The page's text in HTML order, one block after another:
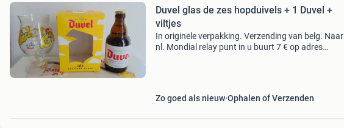
Duvel glas de zes hopduivels + 1 Duvel +
viltjes
In originele verpakking. Verzending van belg. Naar
nl. Mondial relay punt in u buurt 7 € op adres
Zo goed als nieuw Ophalen of Verzenden